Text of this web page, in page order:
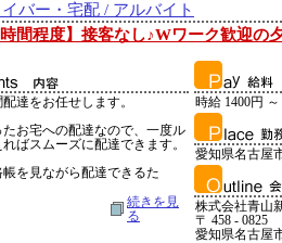
イバー・宅配 / アルバイト
時間程度】接客なし♪Wワーク歓迎の
達をお任せします。
お宅への配達なので、一度ル
ばスムーズに配達できます。
を見ながら配達できるた
続きを見
る
時給 1400円 ～
愛知県名古屋
株式会社青山
〒 458 - 0825
愛知県名古屋